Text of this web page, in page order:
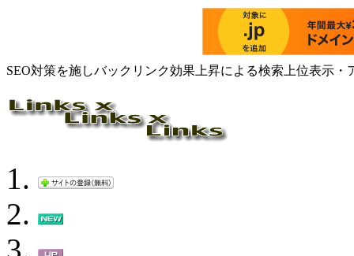
SEO対策を施しバックリンク効果上昇による検索上位表示